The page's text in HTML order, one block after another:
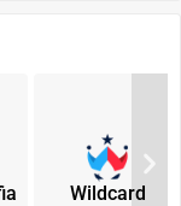
Wildcard